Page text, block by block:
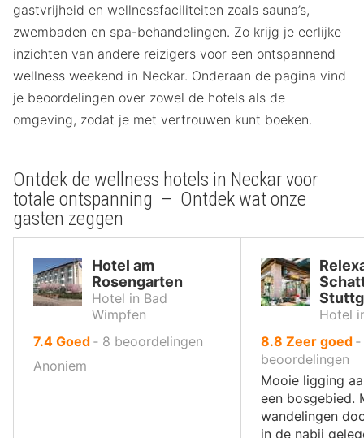
gastvrijheid en wellnessfaciliteiten zoals sauna’s,
zwembaden en spa-behandelingen. Zo krijg je eerlijke
inzichten van andere reizigers voor een ontspannend
wellness weekend in Neckar. Onderaan de pagina vind
je beoordelingen over zowel de hotels als de
omgeving, zodat je met vertrouwen kunt boeken.
Ontdek de wellness hotels in Neckar voor
totale ontspanning – Ontdek wat onze
gasten zeggen
Hotel am
Rosengarten
Hotel in Bad
Wimpfen
7.4uit
10
Goed ‐ 8 beoordelingen
Anoniem
Hotel
8.8 uit
10
,
Zeer goed ‐
beoordelingen
Mooie ligging
een bosgebied.
wandelingen
in de nabij